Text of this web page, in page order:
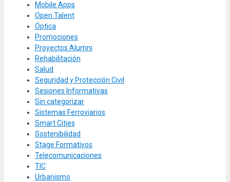
Mobile Apps
Open Talent
Óptica
Promociones
Proyectos Alumni
Rehabilitación
Salud
Seguridad y Protección Civil
Sesiones Informativas
Sin categorizar
Sistemas Ferroviarios
Smart Cities
Sostenibilidad
Stage Formativos
Telecomunicaciones
TIC
Urbanismo